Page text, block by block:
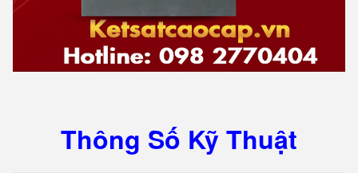
Thông Số Kỹ Thuật